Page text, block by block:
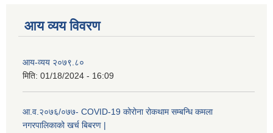
आय व्यय विवरण
आय-व्यय २०७९.८०
मिति: 01/18/2024 - 16:09
आ.व.२०७६/०७७- COVID-19 कोरोना रोकथाम सम्बन्धि कमला
नगरपालिकाको खर्च बिबरण |